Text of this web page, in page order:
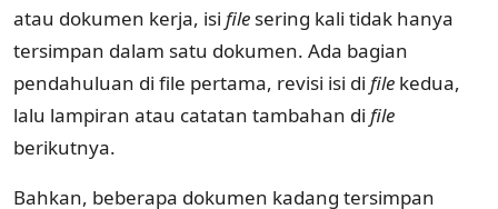
atau dokumen kerja, isi file sering kali tidak hanya
tersimpan dalam satu dokumen. Ada bagian
pendahuluan di file pertama, revisi isi di file kedua,
lalu lampiran atau catatan tambahan di file
berikutnya.
Bahkan, beberapa dokumen kadang tersimpan